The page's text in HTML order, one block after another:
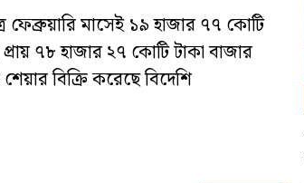
ফেব্রুয়ারি মাসেই ১৯ হাজার ৭৭ কোটি
৭৮ হাজার ২৭ কোটি টাকা বাজার
বিক্রি করেছে বিদেশি